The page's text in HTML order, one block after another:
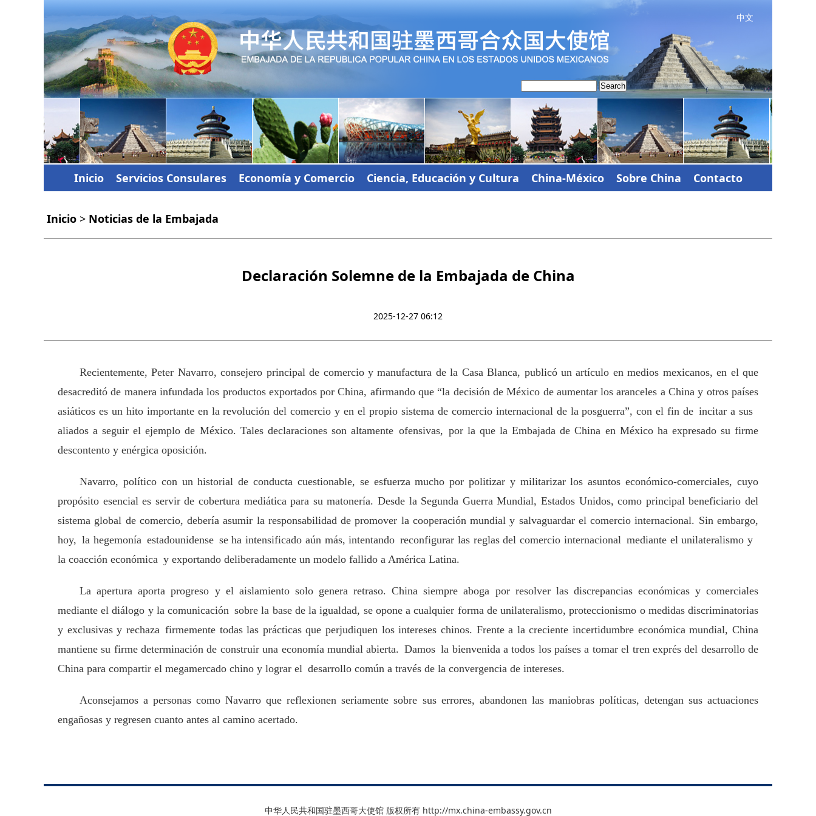
中文
Search
Inicio Servicios Consulares Economía y Comercio Ciencia, Educación y Cultura China-México Sobre China Contacto
Inicio > Noticias de la Embajada
Declaración Solemne de la Embajada de China
2025-12-27 06:12
Recientemente, Peter Navarro, consejero principal de comercio y manufactura de la Casa Blanca, publicó un artículo en medios mexicanos, en el que
desacreditó de manera infundada los productos exportados por China, afirmando que “la decisión de México de aumentar los aranceles a China y otros países
asiáticos es un hito importante en la revolución del comercio y en el propio sistema de comercio internacional de la posguerra”, con el fin de incitar a sus
aliados a seguir el ejemplo de México. Tales declaraciones son altamente ofensivas, por la que la Embajada de China en México ha expresado su firme
descontento y enérgica oposición.
Navarro, político con un historial de conducta cuestionable, se esfuerza mucho por politizar y militarizar los asuntos económico-comerciales, cuyo
propósito esencial es servir de cobertura mediática para su matonería. Desde la Segunda Guerra Mundial, Estados Unidos, como principal beneficiario del
sistema global de comercio, debería asumir la responsabilidad de promover la cooperación mundial y salvaguardar el comercio internacional. Sin embargo,
hoy, la hegemoníaestadounidensese ha intensificado aún más,intentando reconfigurar las reglas del comercio internacionalmediante el unilateralismo y
la coacción económica y exportando deliberadamente un modelo fallido a América Latina.
La apertura aporta progreso y el aislamiento solo genera retraso. China siempre aboga por resolver las discrepancias económicas y comerciales
mediante el diálogo y la comunicación sobre la base de la igualdad, se opone a cualquier forma de unilateralismo, proteccionismo o medidas discriminatorias
y exclusivas y rechaza firmemente todas las prácticas que perjudiquen los intereses chinos. Frente a la creciente incertidumbre económica mundial, China
mantiene su firme determinación de construir una economía mundial abierta. Damos la bienvenida a todos los países a tomar el tren exprés del desarrollo de
China para compartir el megamercado chino y lograr el desarrollo común a través de la convergencia de intereses.
Aconsejamos a personas como Navarro que reflexionen seriamente sobre sus errores, abandonen las maniobras políticas, detengan sus actuaciones
engañosas y regresen cuanto antes al camino acertado.
中华人民共和国驻墨西哥大使馆 版权所有 http://mx.china-embassy.gov.cn